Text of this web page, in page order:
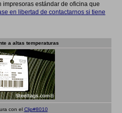
estándar de oficina que
en libertad de contactarnos si tiene
a altas temperaturas
con el Clip#8010